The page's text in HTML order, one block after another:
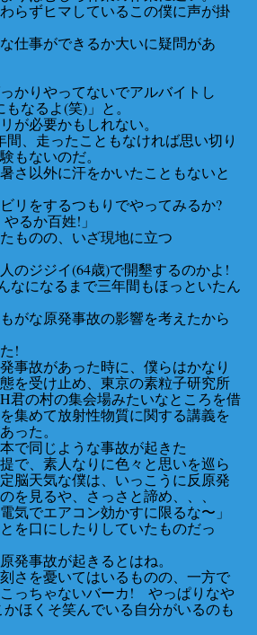
らずヒマしているこの僕に声が掛
仕事ができるか大いに疑問があ
かりやってないでアルバイトし
なるよ(笑)」と。
が必要かもしれない。
間、走ったこともなければ思い切り
もないのだ。
さ以外に汗をかいたこともないと
リをするつもりでやってみるか?
るか百姓!」
ものの、いざ現地に立つ
のジジイ(64歳)で開墾するのかよ!
なになるまで三年間もほっといたん
がな原発事故の影響を考えたから
!
事故があった時に、僕らはかなり
を受け止め、東京の素粒子研究所
君の村の集会場みたいなところを借
集めて放射性物質に関する講義を
った。
で同じような事故が起きた
で、素人なりに色々と思いを巡ら
脳天気な僕は、いっこうに反原発
を見るや、さっさと諦め、、、
気でエアコン効かすに限るな〜」
を口にしたりしていたものだっ
発事故が起きるとはね。
さを憂いてはいるものの、一方で
こっちゃないバーカ! やっぱりなや
ほくそ笑んでいる自分がいるのも